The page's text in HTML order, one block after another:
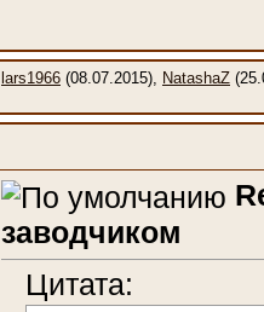
lars1966 (08.07.2015), NatashaZ
заводчиком
Цитата: